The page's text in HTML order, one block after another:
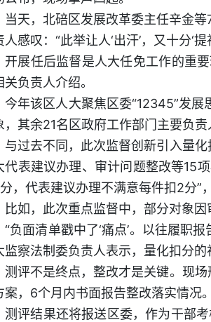
当天，北碚区发展改革委主任辛金
人感叹：“此举让人‘出汗’，又十分‘提
开展任后监督是人大任免工作的重
关负责人介绍。
今年该区人大聚焦区委“12345”发
，其余21名区政府工作部门主要负
与过去不同，此次监督创新引入量
代表建议办理、审计问题整改等15
，代表建议办理不满意每件扣2分”
比如，此次重点监督中，部分对象
“负面清单戳中了‘痛点’。以往履职
监察法制委负责人表示，量化扣分
测评不是终点，整改才是关键。现
案，6个月内书面报告整改落实情况
测评结果还将报送区委，作为干部